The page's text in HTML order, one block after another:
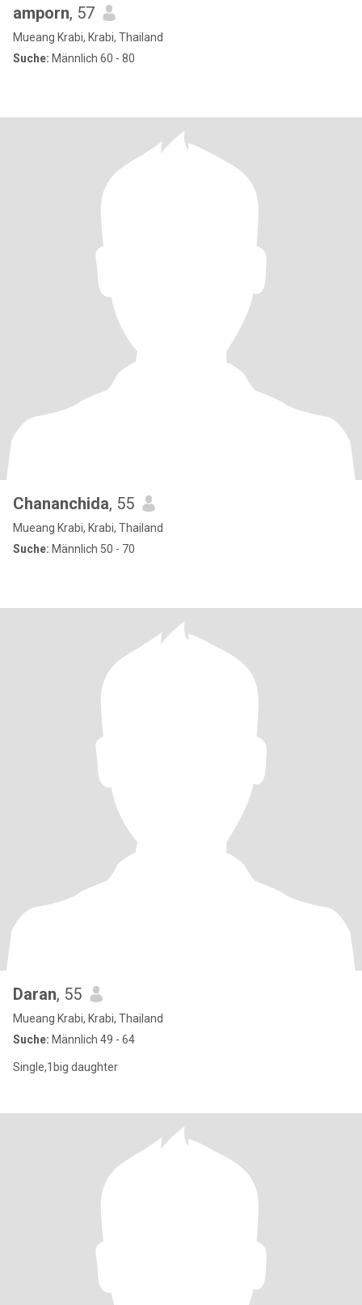
amporn, 57
Mueang Krabi, Krabi, Thailand
Suche: Männlich 60 - 80
Chananchida, 55
Mueang Krabi, Krabi, Thailand
Suche: Männlich 50 - 70
Daran, 55
Mueang Krabi, Krabi, Thailand
Suche: Männlich 49 - 64
Single,1big daughter